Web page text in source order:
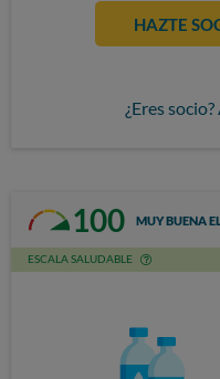
HAZTE
¿Eres
100 MUY BUENA
ESCALA SALUDABLE